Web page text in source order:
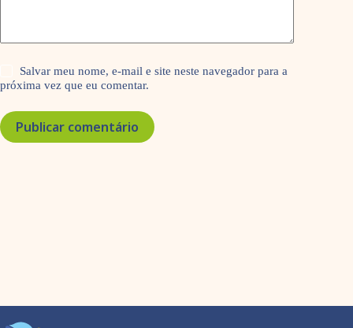
Salvar meu nome, e-mail e site neste navegador para a
próxima vez que eu comentar.
Publicar comentário